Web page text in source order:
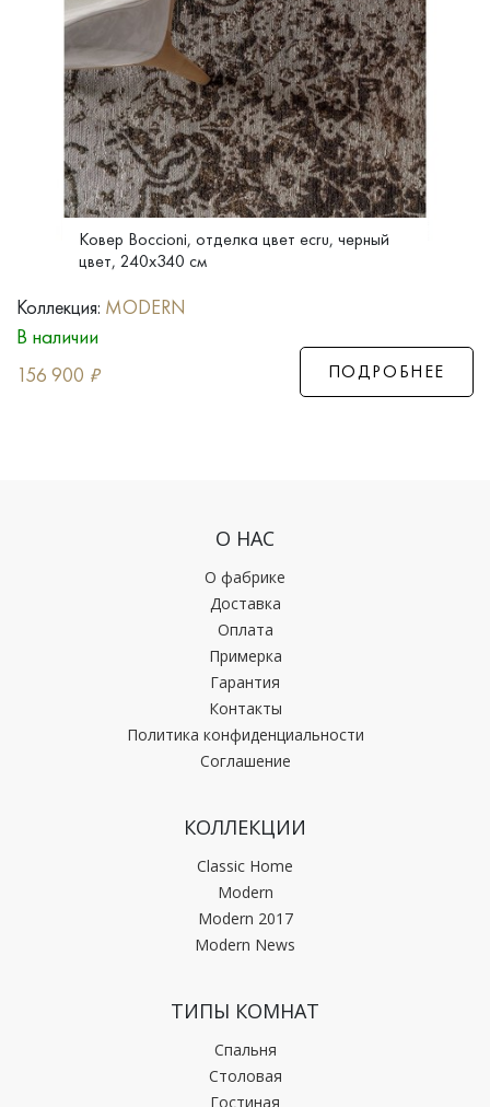
Ковер Boccioni, отделка цвет ecru, черный
цвет, 240x340 см
Коллекция: MODERN
В наличии
156 900 ₽ ПОДРОБНЕЕ
О НАС
О фабрике
Доставка
Оплата
Примерка
Гарантия
Контакты
Политика конфиденциальности
Соглашение
КОЛЛЕКЦИИ
Classic Home
Modern
Modern 2017
Modern News
ТИПЫ КОМНАТ
Спальня
Столовая
Гостиная